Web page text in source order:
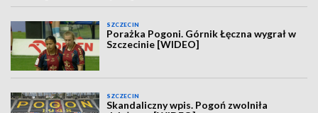
SZCZECIN
Porażka Pogoni. Górnik Łęczna wygrał w
Szczecinie [WIDEO]
SZCZECIN
Skandaliczny wpis. Pogoń zwolniła